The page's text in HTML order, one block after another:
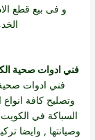
و فى بيع قطع
فني ادوات صحية
فني ادوات
وتصليح كافة
السباكة في
وصيانتها , وايضا